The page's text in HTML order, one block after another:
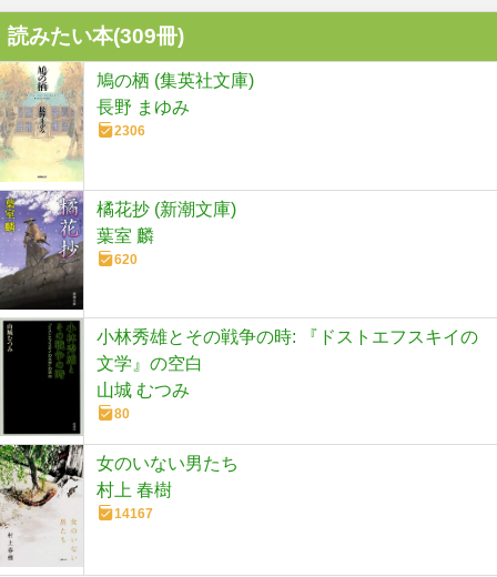
読みたい本(309冊)
鳩の栖 (集英社文庫)
長野 まゆみ
2306
橘花抄 (新潮文庫)
葉室 麟
620
小林秀雄とその戦争の時: 『ドストエフスキイの
文学』の空白
山城 むつみ
80
女のいない男たち
村上 春樹
14167